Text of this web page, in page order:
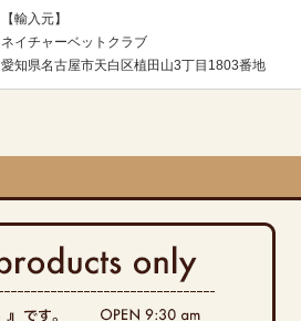
【輸入元】
ネイチャーベットクラブ
愛知県名古屋市天白区植田山3丁目1803番地